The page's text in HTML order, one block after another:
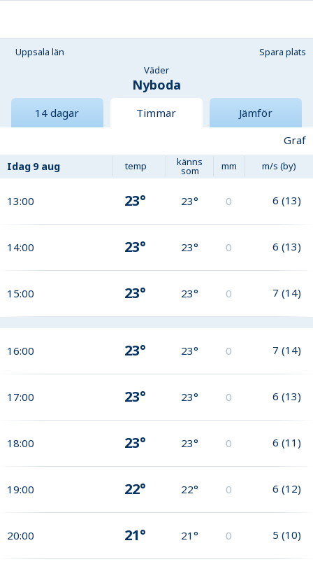
Uppsala län
Spara plats
Väder
Nyboda
14 dagar Timmar
Jämför
Graf
Idag 9 aug temp känns
som mm m/s (by)
13:00 23° 23° 0 6 (13)
14:00 23° 23° 0 6 (13)
15:00 23° 23° 0 7 (14)
16:00 23° 23° 0 7 (14)
17:00 23° 23° 0 6 (13)
18:00 23° 23° 0 6 (11)
19:00 22° 22° 0 6 (12)
20:00 21° 21° 0 5 (10)